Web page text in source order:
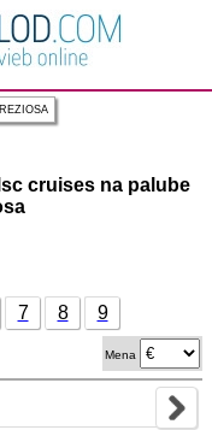
cruises na palube
7 8 9
Mena